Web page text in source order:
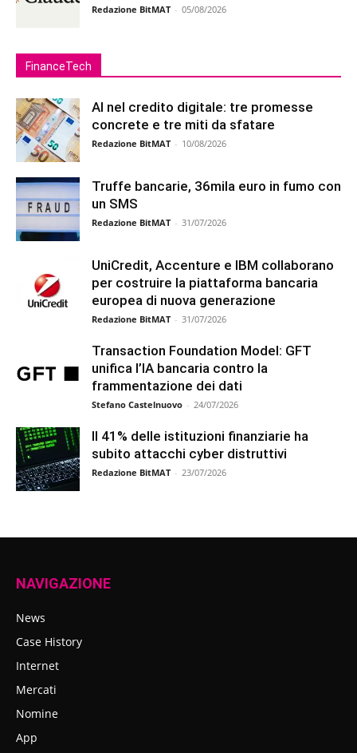
Redazione BitMAT - 05/08/2026
FinanceTech
AI nel credito digitale: tre promesse
concrete e tre miti da sfatare
Redazione BitMAT - 10/08/2026
Truffe bancarie, 36mila euro in fumo con
un SMS
Redazione BitMAT - 31/07/2026
UniCredit, Accenture e IBM collaborano
per costruire la piattaforma bancaria
europea di nuova generazione
Redazione BitMAT - 31/07/2026
Transaction Foundation Model: GFT
unifica l’IA bancaria contro la
frammentazione dei dati
Stefano Castelnuovo - 24/07/2026
Il 41% delle istituzioni finanziarie ha
subito attacchi cyber distruttivi
Redazione BitMAT - 23/07/2026
NAVIGAZIONE
News
Case History
Internet
Mercati
Nomine
App